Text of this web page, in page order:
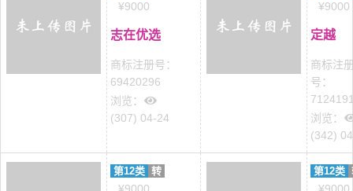
¥9000
志在优选
商标注册号：
69420296
浏览：
(307) 04-24
¥9000
定越
商标注
号：
浏览：
(342)
第12类 转 第12类